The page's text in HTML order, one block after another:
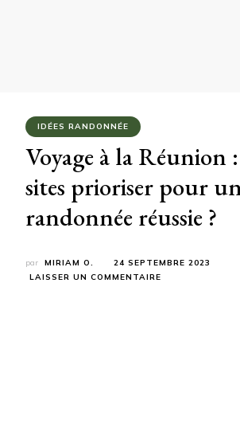
IDÉES RANDONNÉE
Voyage à la Réunion
sites prioriser pour
randonnée réussie ?
par MIRIAM O.
24 SEPTEMBRE 2023
LAISSER UN COMMENTAIRE